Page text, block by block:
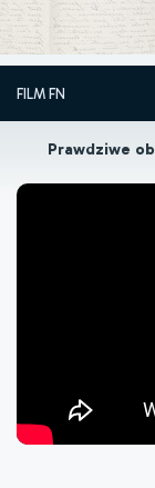
FILM FN
Prawdziwe